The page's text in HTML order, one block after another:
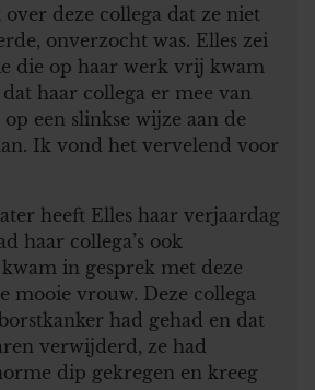
over deze collega dat ze niet
onverzocht was. Elles zei
die op haar werk vrij kwam
haar collega er mee van
een slinkse wijze aan de
Ik vond het vervelend voor
heeft Elles haar verjaardag
haar collega’s ook
in gesprek met deze
mooie vrouw. Deze collega
had gehad en dat
verwijderd, ze had
dip gekregen en kreeg